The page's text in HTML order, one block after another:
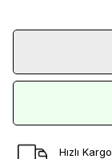
Hızlı Kargo